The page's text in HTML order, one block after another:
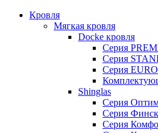
Кровля
Мягкая кровля
Docke кровля
Серия
Серия
Серия
Shinglas
Серия
Серия
Серия